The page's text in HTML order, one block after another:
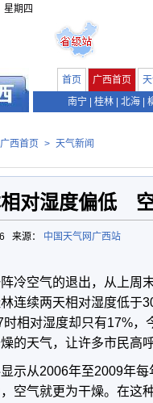
星期四
首页 广西首页
南宁
桂林 北海
广西首页 > 天气新闻
对湿度偏低
来源： 中国天气网广西站
冷空气的退出，从上周
连续两天相对湿度低于
时相对湿度却只有17%
的天气，让许多市民高
示从2006年至2009年
空气就更为干燥。在这